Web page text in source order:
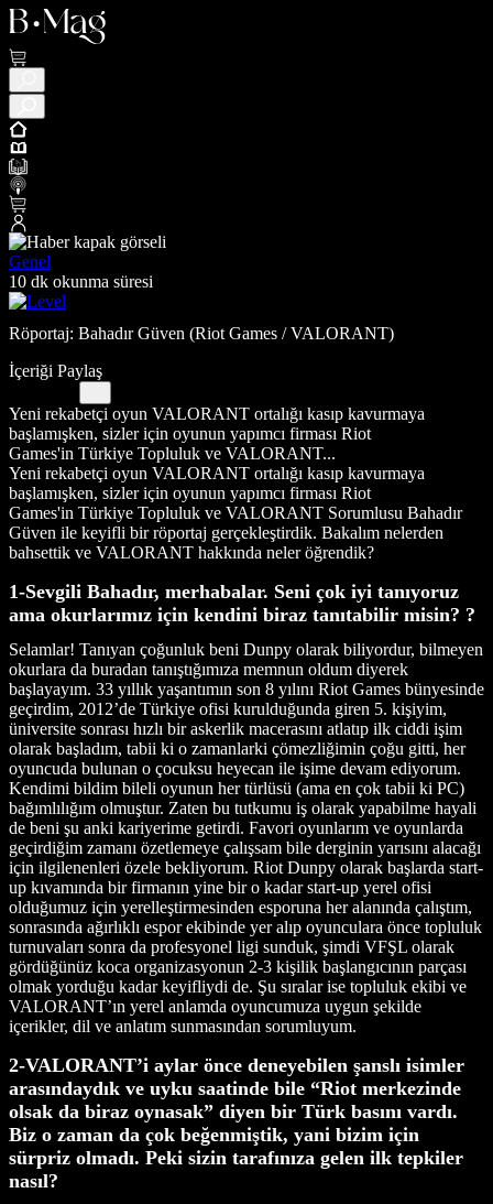
Genel
10 dk okunma süresi
Röportaj: Bahadır Güven (Riot Games / VALORANT)
İçeriği Paylaş
Yeni rekabetçi oyun VALORANT ortalığı kasıp kavurmaya
başlamışken, sizler için oyunun yapımcı firması Riot
Games'in Türkiye Topluluk ve VALORANT...
Yeni rekabetçi oyun VALORANT ortalığı kasıp kavurmaya
başlamışken, sizler için oyunun yapımcı firması Riot
Games'in Türkiye Topluluk ve VALORANT Sorumlusu Bahadır
Güven ile keyifli bir röportaj gerçekleştirdik. Bakalım nelerden
bahsettik ve VALORANT hakkında neler öğrendik?
1-Sevgili Bahadır, merhabalar. Seni çok iyi tanıyoruz
ama okurlarımız için kendini biraz tanıtabilir misin? ?
Selamlar! Tanıyan çoğunluk beni Dunpy olarak biliyordur, bilmeyen
okurlara da buradan tanıştığımıza memnun oldum diyerek
başlayayım. 33 yıllık yaşantımın son 8 yılını Riot Games bünyesinde
geçirdim, 2012’de Türkiye ofisi kurulduğunda giren 5. kişiyim,
üniversite sonrası hızlı bir askerlik macerasını atlatıp ilk ciddi işim
olarak başladım, tabii ki o zamanlarki çömezliğimin çoğu gitti, her
oyuncuda bulunan o çocuksu heyecan ile işime devam ediyorum.
Kendimi bildim bileli oyunun her türlüsü (ama en çok tabii ki PC)
bağımlılığım olmuştur. Zaten bu tutkumu iş olarak yapabilme hayali
de beni şu anki kariyerime getirdi. Favori oyunlarım ve oyunlarda
geçirdiğim zamanı özetlemeye çalışsam bile derginin yarısını alacağı
için ilgilenenleri özele bekliyorum. Riot Dunpy olarak başlarda start-
up kıvamında bir firmanın yine bir o kadar start-up yerel ofisi
olduğumuz için yerelleştirmesinden esporuna her alanında çalıştım,
sonrasında ağırlıklı espor ekibinde yer alıp oyunculara önce topluluk
turnuvaları sonra da profesyonel ligi sunduk, şimdi VFŞL olarak
gördüğünüz koca organizasyonun 2-3 kişilik başlangıcının parçası
olmak yorduğu kadar keyifliydi de. Şu sıralar ise topluluk ekibi ve
VALORANT’ın yerel anlamda oyuncumuza uygun şekilde
içerikler, dil ve anlatım sunmasından sorumluyum.
2-VALORANT’i aylar önce deneyebilen şanslı isimler
arasındaydık ve uyku saatinde bile “Riot merkezinde
olsak da biraz oynasak” diyen bir Türk basını vardı.
Biz o zaman da çok beğenmiştik, yani bizim için
sürpriz olmadı. Peki sizin tarafınıza gelen ilk tepkiler
nasıl?